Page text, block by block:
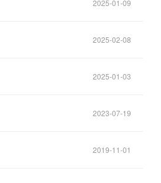
2025-01-09
2025-02-08
2025-01-03
2023-07-19
2019-11-01